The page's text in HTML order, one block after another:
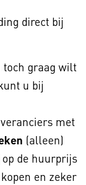
direct bij
graag wilt
u bij
met
(alleen)
de huurprijs
en zeker